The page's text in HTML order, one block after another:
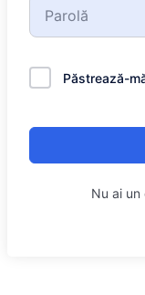
Păstrează-
Nu ai un